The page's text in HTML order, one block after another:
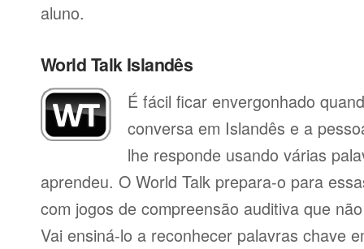
aluno.
World Talk Islandês
É fácil ficar envergonhado
conversa em Islandês e a
lhe responde usando várias
aprendeu. O World Talk prepara-o para
com jogos de compreensão auditiva que
Vai ensiná-lo a reconhecer palavras chave